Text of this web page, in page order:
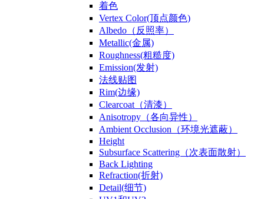
着色
Vertex Color(顶点颜色)
Albedo（反照率）
Metallic(金属)
Roughness(粗糙度)
Emission(发射)
法线贴图
Rim(边缘)
Clearcoat（清漆）
Anisotropy（各向异性）
Ambient Occlusion（环境光遮蔽）
Height
Subsurface Scattering（次表面散射）
Back Lighting
Refraction(折射)
Detail(细节)